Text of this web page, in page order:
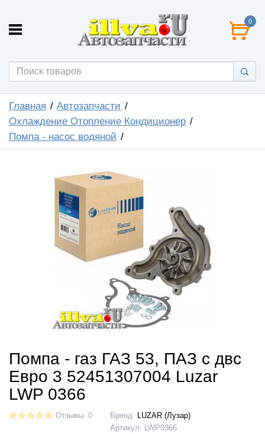
0
Главная
Автозапчасти
Охлаждение Отопление Кондиционер
Помпа - насос водяной
Помпа - газ ГАЗ 53, ПАЗ с двс
Евро 3 52451307004 Luzar
LWP 0366
Отзывы: 0 Бренд: LUZAR (Лузар)
Артикул: LWP0366